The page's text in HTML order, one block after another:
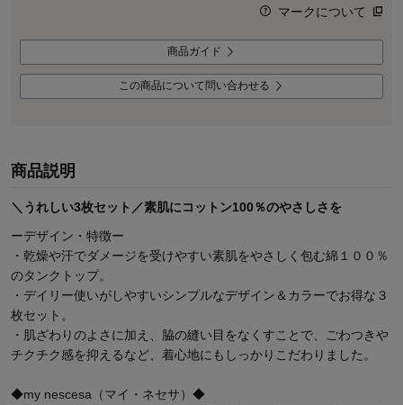
マークについて
商品ガイド
この商品について問い合わせる
商品説明
＼うれしい3枚セット／素肌にコットン100％のやさしさを
ーデザイン・特徴ー
・乾燥や汗でダメージを受けやすい素肌をやさしく包む綿１００％
のタンクトップ。
・デイリー使いがしやすいシンプルなデザイン＆カラーでお得な３
枚セット。
・肌ざわりのよさに加え、脇の縫い目をなくすことで、ごわつきや
チクチク感を抑えるなど、着心地にもしっかりこだわりました。
◆my nescesa（マイ・ネセサ）◆